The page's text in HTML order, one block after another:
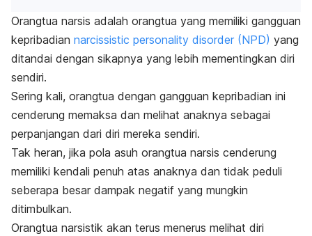
Orangtua narsis adalah orangtua yang memiliki gangguan
kepribadian narcissistic personality disorder (NPD) yang
ditandai dengan sikapnya yang lebih mementingkan diri
sendiri.
Sering kali, orangtua dengan gangguan kepribadian ini
cenderung memaksa dan melihat anaknya sebagai
perpanjangan dari diri mereka sendiri.
Tak heran, jika pola asuh orangtua narsis cenderung
memiliki kendali penuh atas anaknya dan tidak peduli
seberapa besar dampak negatif yang mungkin
ditimbulkan.
Orangtua narsistik akan terus menerus melihat diri